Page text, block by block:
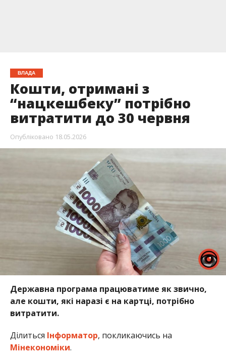
ВЛАДА
Кошти, отримані з
“нацкешбеку” потрібно
витратити до 30 червня
Опубліковано 18.05.2026
Державна програма працюватиме як звично,
але кошти, які наразі є на картці, потрібно
витратити.
Ділиться Інформатор, покликаючись на
Мінекономіки.